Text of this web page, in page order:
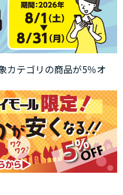
カテゴリの商品が5％オ